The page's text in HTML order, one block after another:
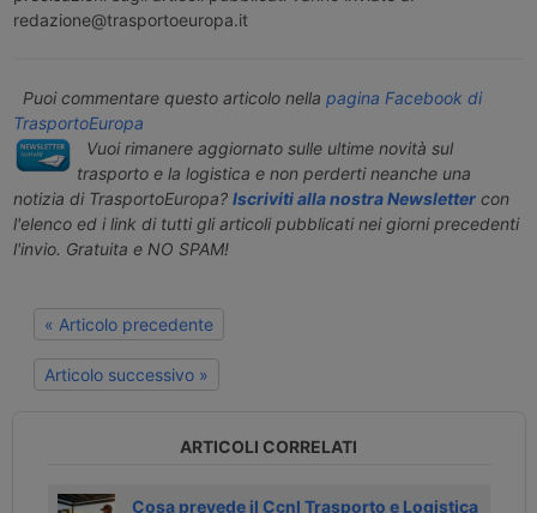
redazione@trasportoeuropa.it
Puoi commentare questo articolo nella pagina Facebook di
TrasportoEuropa
Vuoi rimanere aggiornato sulle ultime novità sul
trasporto e la logistica e non perderti neanche una
notizia di TrasportoEuropa? Iscriviti alla nostra Newslettercon
l'elenco ed i link di tutti gli articoli pubblicati nei giorni precedenti
l'invio. Gratuita e NO SPAM!
« Articolo precedente
Articolo successivo »
ARTICOLI CORRELATI
Cosa prevede il Ccnl Trasporto e Logistica